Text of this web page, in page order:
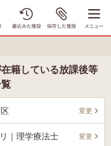
籍している放課後等
変更
｜理学療法士 変更